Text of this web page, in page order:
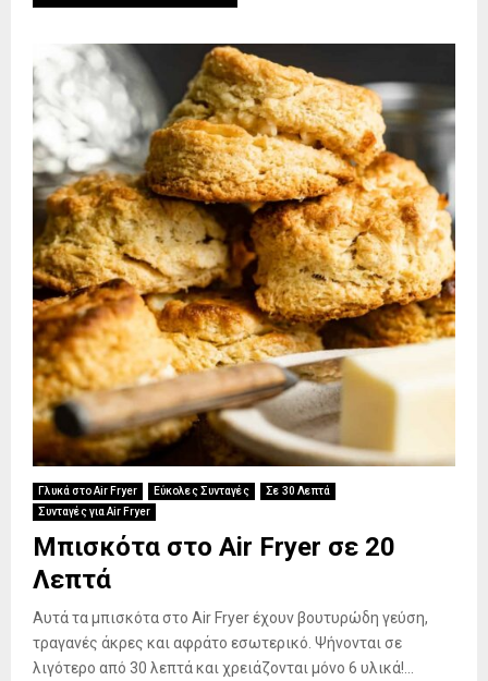
Γλυκά στο Air Fryer Εύκολες Συνταγές
Σε 30 Λεπτά
Συνταγές για Air Fryer
Μπισκότα στο Air Fryer σε 20
Λεπτά
Αυτά τα μπισκότα στο Air Fryer έχουν βουτυρώδη γεύση,
τραγανές άκρες και αφράτο εσωτερικό. Ψήνονται σε
λιγότερο από 30 λεπτά και χρειάζονται μόνο 6 υλικά!...